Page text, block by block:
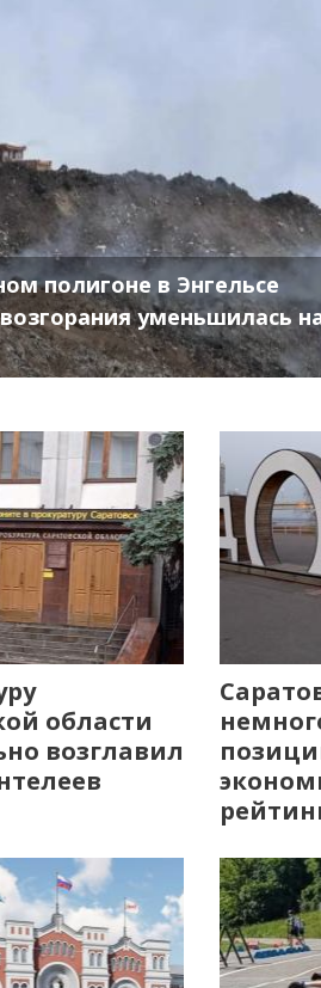
полигоне в Энгельсе
уменьшилась
области
возглавил